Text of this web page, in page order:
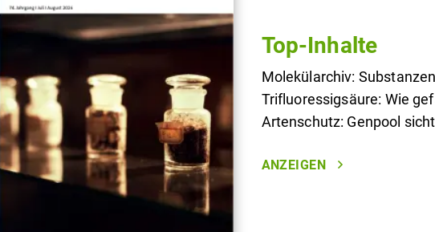
Top-Inhalte
Molekülarchiv:
Trifluoressigsäure: Wie
Artenschutz: Genpool
ANZEIGEN